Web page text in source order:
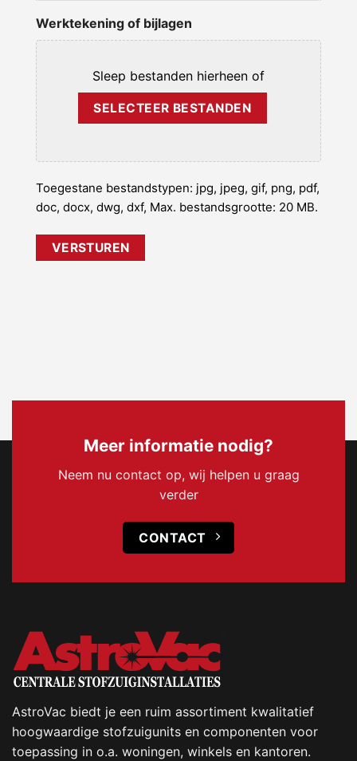
Werktekening of bijlagen
Sleep bestanden hierheen of
SELECTEER BESTANDEN
Toegestane bestandstypen: jpg, jpeg, gif, png, pdf,
doc, docx, dwg, dxf, Max. bestandsgrootte: 20 MB.
Meer informatie nodig?
Neem nu contact op, wij helpen u graag
verder
CONTACT
AstroVac biedt je een ruim assortiment kwalitatief
hoogwaardige stofzuigunits en componenten voor
toepassing in o.a. woningen, winkels en kantoren.